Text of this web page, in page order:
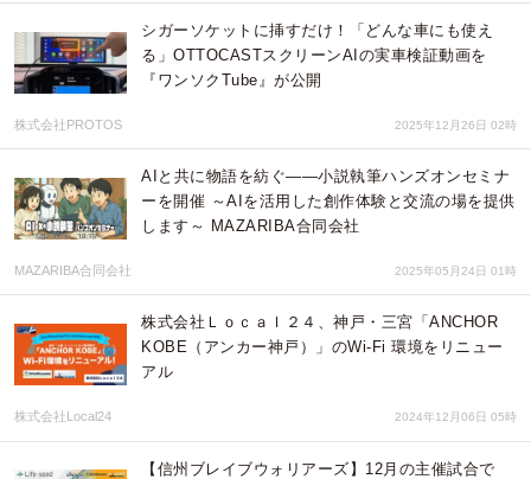
シガーソケットに挿すだけ！「どんな車にも使え
る」OTTOCASTスクリーンAIの実車検証動画を
『ワンソクTube』が公開
株式会社PROTOS 2025年12月26日 02時
AIと共に物語を紡ぐ——小説執筆ハンズオンセミナ
ーを開催 ～AIを活用した創作体験と交流の場を提供
します～ MAZARIBA合同会社
MAZARIBA合同会社 2025年05月24日 01時
株式会社Ｌｏｃａｌ２４、神戸・三宮「ANCHOR
KOBE（アンカー神戸）」のWi-Fi 環境をリニュー
アル
株式会社Local24 2024年12月06日 05時
【信州ブレイブウォリアーズ】12月の主催試合で